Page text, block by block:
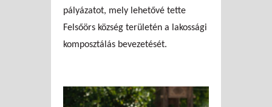
pályázatot, mely lehetővé tette
Felsőörs község területén a lakossági
komposztálás bevezetését.